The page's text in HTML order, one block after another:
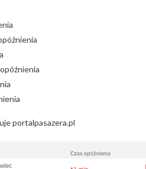
portalpasazera.pl